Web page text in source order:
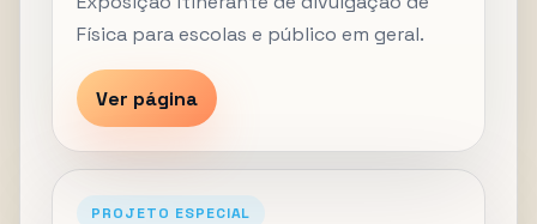
Física para escolas e público em geral.
Ver página
PROJETO ESPECIAL